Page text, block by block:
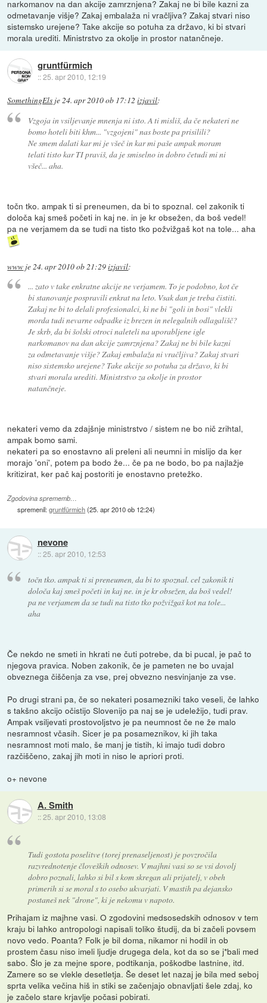
narkomanov na dan akcije zamrznjena? Zakaj ne bi bile kazni za
odmetavanje višje? Zakaj embalaža ni vračljiva? Zakaj stvari niso
sistemsko urejene? Take akcije so potuha za državo, ki bi stvari
morala urediti. Ministrstvo za okolje in prostor natančneje.
gruntfürmich
::25. apr 2010, 12:19
SomethingEls je24. apr 2010 ob 17:12 izjavil:
Vzgoja in vsiljevanje mnenja ni isto. A ti misliš, da če nekateri ne
bomo hoteli biti khm... "vzgojeni" nas boste pa prisilili?
Ne smem dalati kar mi je všeč in kar mi paše ampak moram
telati tisto kar TI praviš, da je smiselno in dobro četudi mi ni
všeč... aha.
točn tko. ampak ti si preneumen, da bi to spoznal. cel zakonik ti
določa kaj smeš početi in kaj ne. in je kr obsežen, da boš vedel!
pa ne verjamem da se tudi na tisto tko požvižgaš kot na tole... aha
www je24. apr 2010 ob 21:29izjavil:
... zato v take enkratne akcije ne verjamem. To je podobno, kot če
bi stanovanje pospravili enkrat na leto. Vsak dan je treba čistiti.
Zakaj ne bi to delali profesionalci, ki ne bi "goli in bosi" vlekli
morda tudi nevarne odpadke iz brezen in nelegalnih odlagališč?
Je skrb, da bi šolski otroci naleteli na uporabljene igle
narkomanov na dan akcije zamrznjena? Zakaj ne bi bile kazni
za odmetavanje višje? Zakaj embalaža ni vračljiva? Zakaj stvari
niso sistemsko urejene? Take akcije so potuha za državo, ki bi
stvari morala urediti. Ministrstvo za okolje in prostor
natančneje.
nekateri vemo da zdajšnje ministrstvo / sistem ne bo nič zrihtal,
ampak bomo sami.
nekateri pa so enostavno ali preleni ali neumni in mislijo da ker
morajo 'oni', potem pa bodo že... če pa ne bodo, bo pa najlažje
kritizirat, ker pač kaj postoriti je enostavno pretežko.
Zgodovina sprememb…
spremenil:gruntfürmich(25. apr 2010 ob 12:24)
nevone
::25. apr 2010, 12:53
točn tko. ampak ti si preneumen, da bi to spoznal. cel zakonik ti
določa kaj smeš početi in kaj ne. in je kr obsežen, da boš vedel!
pa ne verjamem da se tudi na tisto tko požvižgaš kot na tole...
aha
Če nekdo ne smeti in hkrati ne čuti potrebe, da bi pucal, je pač to
njegova pravica. Noben zakonik, če je pameten ne bo uvajal
obveznega čiščenja za vse, prej obvezno nesvinjanje za vse.
Po drugi strani pa, če so nekateri posamezniki tako veseli, če lahko
s takšno akcijo očistijo Slovenijo pa naj se je udeležijo, tudi prav.
Ampak vsiljevati prostovoljstvo je pa neumnost če ne že malo
nesramnost včasih. Sicer je pa posameznikov, ki jih taka
nesramnost moti malo, še manj je tistih, ki imajo tudi dobro
razčiščeno, zakaj jih moti in niso le apriori proti.
o+ nevone
A. Smith
::25. apr 2010, 13:08
Tudi gostota poselitve (torej prenaseljenost) je povzročila
razvrednotenje človeških odnosev. V majhni vasi so se vsi dovolj
dobro poznali, lahko si bil s kom skregan ali prijatelj, v obeh
primerih si se moral s to osebo ukvarjati. V mastih pa dejansko
postaneš nek "drone", ki je nekomu v napoto.
Prihajam iz majhne vasi. O zgodovini medsosedskih odnosov v tem
kraju bi lahko antropologi napisali toliko študij, da bi začeli povsem
novo vedo. Poanta? Folk je bil doma, nikamor ni hodil in ob
prostem času niso imeli ljudje drugega dela, kot da so se j*bali med
sabo. Šlo je za mejne spore, podtikanja, poškodbe lastnine, itd.
Zamere so se vlekle desetletja. Še deset let nazaj je bila med seboj
sprta velika večina hiš in stiki se začenjajo obnavljati šele zdaj, ko
je začelo stare krjavlje počasi pobirati.